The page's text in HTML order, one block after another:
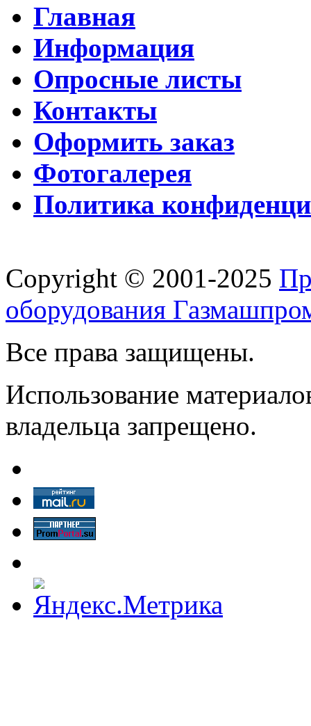
Главная
Информация
Опросные листы
Контакты
Оформить заказ
Фотогалерея
Политика
Copyright © 2001-2025
оборудования
Все права защищены.
Использование
владельца запрещено.